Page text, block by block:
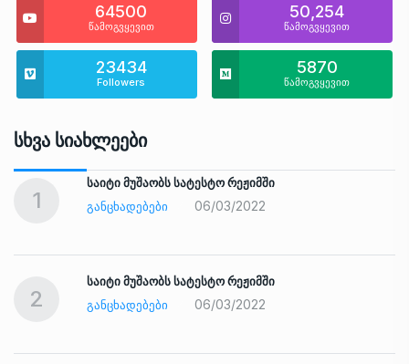
64500
წამოგვყევით
50,254
წამოგვყევით
23434
Followers
5870
წამოგვყევით
Სხვა Სიახლეები
1
საიტი მუშაობს სატესტო რეჟიმში
ᲒᲐᲜᲪᲮᲐᲓᲔᲑᲔᲑᲘ
06/03/2022
2
საიტი მუშაობს სატესტო რეჟიმში
ᲒᲐᲜᲪᲮᲐᲓᲔᲑᲔᲑᲘ
06/03/2022